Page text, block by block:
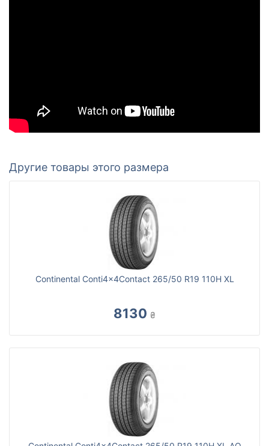
Другие товары этого размера
Continental Conti4x4Contact 265/50 R19 110H XL
8130 ₴